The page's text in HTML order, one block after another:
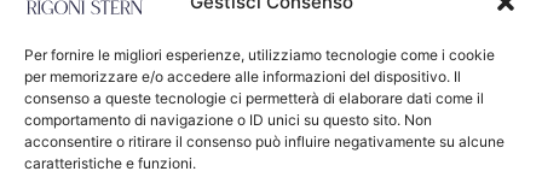
Per fornire le migliori esperienze, utilizziamo tecnologie come i cookie
per memorizzare e/o accedere alle informazioni del dispositivo. Il
consenso a queste tecnologie ci permetterà di elaborare dati come il
comportamento di navigazione o ID unici su questo sito. Non
acconsentire o ritirare il consenso può influire negativamente su alcune
caratteristiche e funzioni.
vita dell’impresa. A fronte di ciò, lo
Rigoni Sternmette in campo unostaff
multidisciplinareche assicura a debitori, creditori,
equity holders e investitori terzi una molteplicità di
prestazioni assistenziali in tale ambito, con
riferimento sia a procedure giudiziali sia ad accordi